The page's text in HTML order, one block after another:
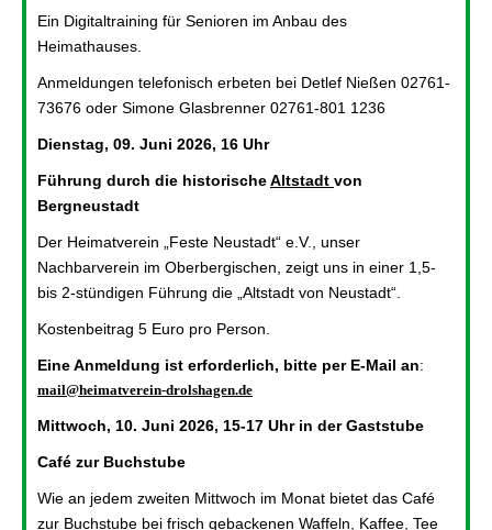
Ein Digitaltraining für Senioren im Anbau des
Heimathauses.
Anmeldungen telefonisch erbeten bei Detlef Nießen 02761-
73676 oder Simone Glasbrenner 02761-801 1236
Dienstag, 09. Juni 2026, 16 Uhr
Führung durch die historischeAltstadt von
Bergneustadt
Der Heimatverein „Feste Neustadt“ e.V., unser
Nachbarverein im Oberbergischen, zeigt uns in einer 1,5-
bis 2-stündigen Führung die „Altstadt von Neustadt“.
Kostenbeitrag 5 Euro pro Person.
Eine Anmeldung ist erforderlich, bitte per E-Mail an:
mail@heimatverein-drolshagen.de
Mittwoch, 10. Juni 2026, 15-17 Uhr in der Gaststube
Café zur Buchstube
Wie an jedem zweiten Mittwoch im Monat bietet das Café
zur Buchstube bei frisch gebackenen Waffeln, Kaffee, Tee